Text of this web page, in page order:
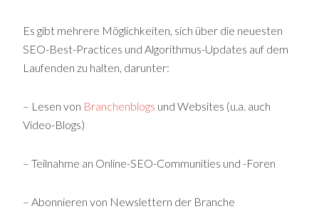
Es gibt mehrere Möglichkeiten, sich über die neuesten
SEO-Best-Practices und Algorithmus-Updates auf dem
Laufenden zu halten, darunter:
– Lesen von Branchenblogs und Websites (u.a. auch
Video-Blogs)
– Teilnahme an Online-SEO-Communities und -Foren
– Abonnieren von Newslettern der Branche